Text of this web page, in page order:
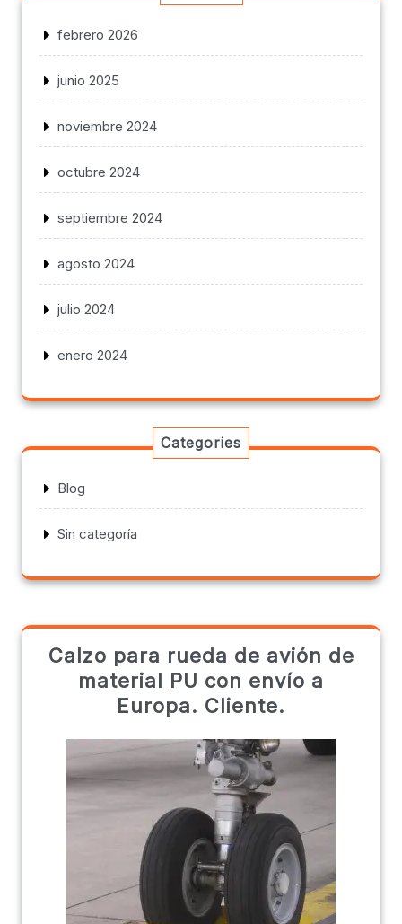
febrero 2026
junio 2025
noviembre 2024
octubre 2024
septiembre 2024
agosto 2024
julio 2024
enero 2024
Categories
Blog
Sin categoría
Calzo para rueda de avión de
material PU con envío a
Europa. Cliente.